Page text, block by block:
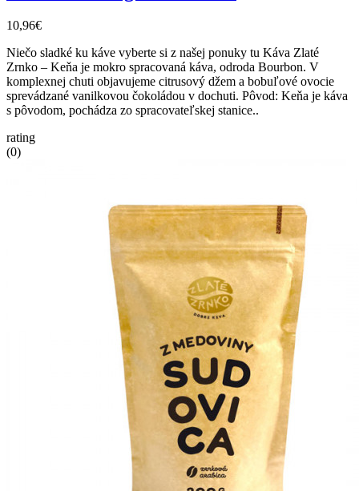
10,96€
Niečo sladké ku káve vyberte si z našej ponuky tu Káva Zlaté
Zrnko – Keňa je mokro spracovaná káva, odroda Bourbon. V
komplexnej chuti objavujeme citrusový džem a bobuľové ovocie
sprevádzané vanilkovou čokoládou v dochuti. Pôvod: Keňa je káva
s pôvodom, pochádza zo spracovateľskej stanice..
rating
(0)